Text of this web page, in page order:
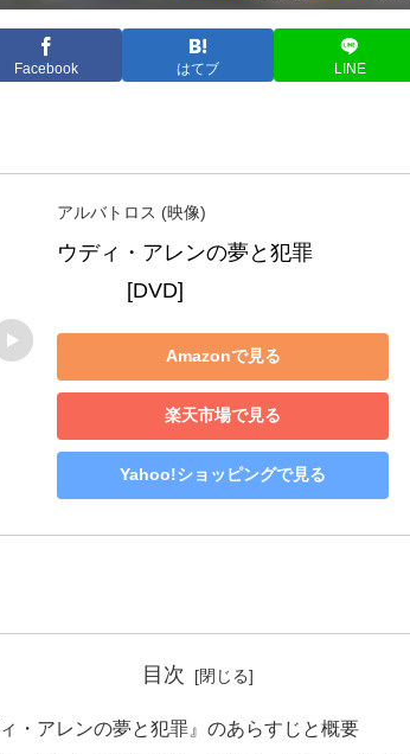
Facebook はてブ LINE
アルバトロス (映像)
ウディ・アレン
[DVD]
Amazonで見る
楽天市場で見る
Yahoo!ショッピングで見る
目次
ィ・アレンの夢と犯罪』のあらすじと概要